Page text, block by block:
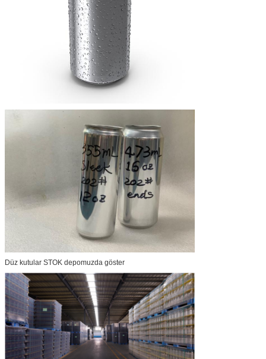
Düz kutular STOK depomuzda göster